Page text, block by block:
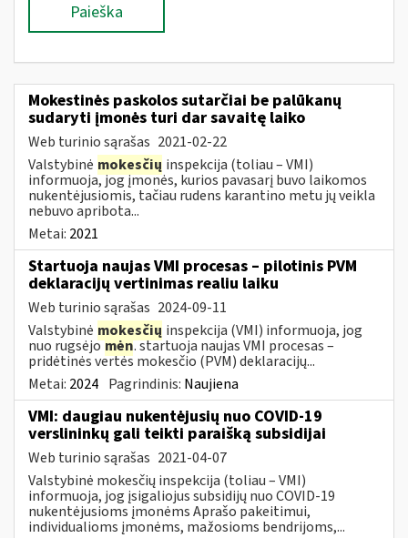
Paieška
Mokestinės paskolos sutarčiai be palūkanų
sudaryti įmonės turi dar savaitę laiko
Web turinio sąrašas 2021-02-22
Valstybinė mokesčių inspekcija (toliau – VMI)
informuoja, jog įmonės, kurios pavasarį buvo laikomos
nukentėjusiomis, tačiau rudens karantino metu jų veikla
nebuvo apribota...
Metai: 2021
Startuoja naujas VMI procesas – pilotinis PVM
deklaracijų vertinimas realiu laiku
Web turinio sąrašas 2024-09-11
Valstybinė mokesčių inspekcija (VMI) informuoja, jog
nuo rugsėjomėn. startuoja naujas VMI procesas –
pridėtinės vertės mokesčio (PVM) deklaracijų...
Metai: 2024 Pagrindinis: Naujiena
VMI: daugiau nukentėjusių nuo COVID-19
verslininkų gali teikti paraišką subsidijai
Web turinio sąrašas 2021-04-07
Valstybinė mokesčių inspekcija (toliau – VMI)
informuoja, jog įsigaliojus subsidijų nuo COVID-19
nukentėjusioms įmonėms Aprašo pakeitimui,
individualioms įmonėms, mažosioms bendrijoms,...